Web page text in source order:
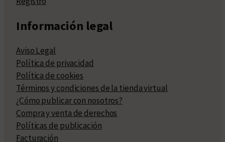
Información legal
Aviso Legal
Política de privacidad
Política de cookies
Términos y condiciones de la tienda virtual
¿Cómo publicar con nosotros?
Compra y venta de derechos
Políticas de publicación
Facturación